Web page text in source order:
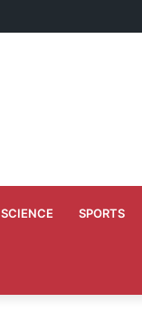
SCIENCE SPORTS